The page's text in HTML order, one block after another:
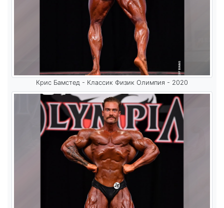
Крис Бамстед - Классик Физик Олимпия - 2020